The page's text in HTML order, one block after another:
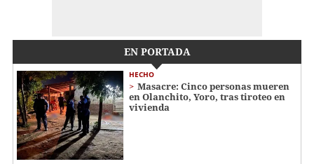
EN PORTADA
HECHO
Masacre: Cinco personas mueren
en Olanchito, Yoro, tras tiroteo en
vivienda